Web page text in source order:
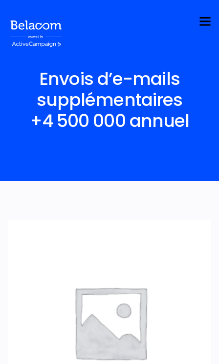
Envois d’e-mails
supplémentaires
+4 500 000 annuel